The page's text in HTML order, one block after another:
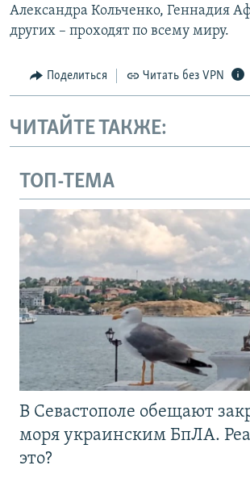
Александра Кольченко, Геннадия
других – проходят по всему миру.
Поделиться Читать без VPN
ЧИТАЙТЕ ТАКЖЕ:
ТОП-ТЕМА
В Севастополе обещают
моря украинским БпЛА.
это?